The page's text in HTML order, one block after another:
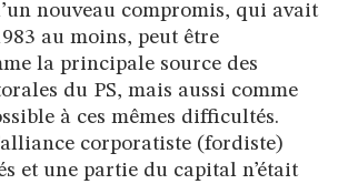
nouveau compromis, qui avait
au moins, peut être
la principale source des
du PS, mais aussi comme
à ces mêmes difficultés.
corporatiste (fordiste)
et une partie du capital n’était